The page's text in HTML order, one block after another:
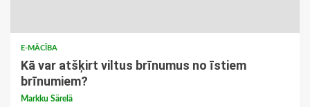
E-MĀCĪBA
Kā var atšķirt viltus brīnumus no īstiem
brīnumiem?
Markku Särelä